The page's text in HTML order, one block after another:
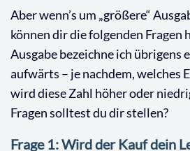
Aber wenn’s um „größere“
können dir die folgenden Fragen
Ausgabe bezeichne ich übrigens
aufwärts – je nachdem, welches
wird diese Zahl höher oder
Fragen solltest du dir stellen?
Frage 1: Wird der Kauf dein